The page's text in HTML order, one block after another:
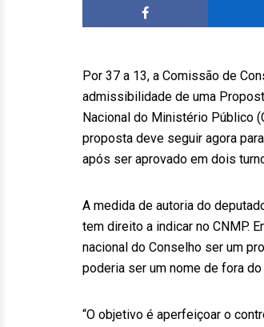
Por 37 a 13, a Comissão de
admissibilidade de uma
Nacional do Ministério Público
proposta deve seguir agora
após ser aprovado em dois
A medida de autoria do
tem direito a indicar no CNMP.
nacional do Conselho ser um
poderia ser um nome de fora
“O objetivo é aperfeiçoar o